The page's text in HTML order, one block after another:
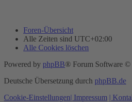
Foren-Übersicht
Alle Zeiten sind UTC+02:00
Alle Cookies löschen
Powered by phpBB® Forum Software
Deutsche Übersetzung durch phpBB.de
Cookie-Einstellungen| Impressum |